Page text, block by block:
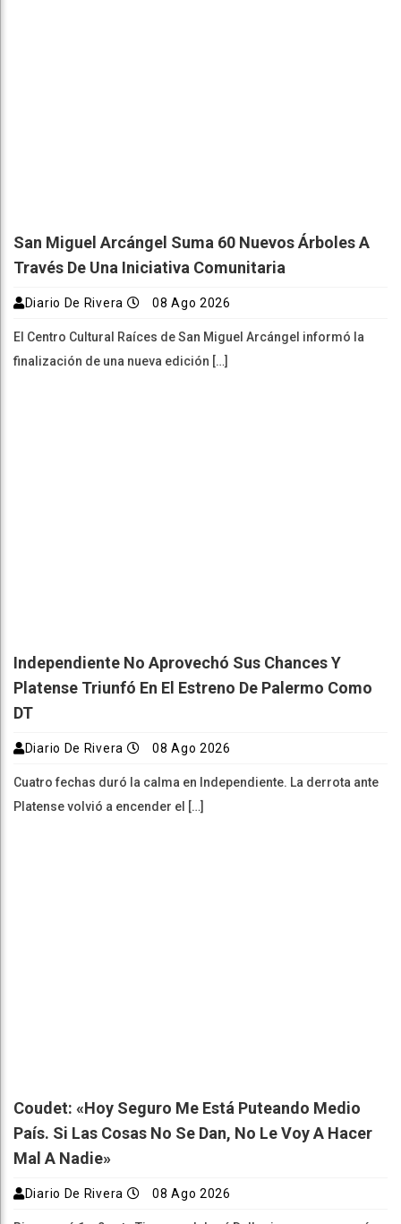
San Miguel Arcángel Suma 60 Nuevos Árboles A
Través De Una Iniciativa Comunitaria
Diario De Rivera 08 Ago 2026
El Centro Cultural Raíces de San Miguel Arcángel informó la
finalización de una nueva edición […]
Independiente No Aprovechó Sus Chances Y
Platense Triunfó En El Estreno De Palermo Como
DT
Diario De Rivera 08 Ago 2026
Cuatro fechas duró la calma en Independiente. La derrota ante
Platense volvió a encender el […]
Coudet: «Hoy Seguro Me Está Puteando Medio
País. Si Las Cosas No Se Dan, No Le Voy A Hacer
Mal A Nadie»
Diario De Rivera 08 Ago 2026